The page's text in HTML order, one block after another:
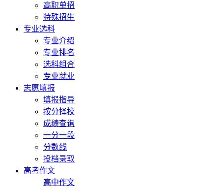
高职单招
特殊招生
专业选科
专业介绍
专业排名
选科组合
专业就业
志愿填报
填报指导
按分择校
成绩查询
一分一段
分数线
投档录取
高考作文
高中作文